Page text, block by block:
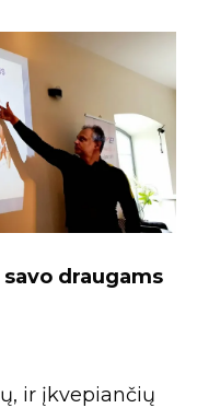
draugams
ir įkvepiančių